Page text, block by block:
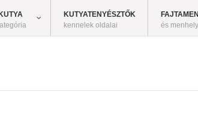
KUTYATENYÉSZTŐK
kennelek oldalai
és